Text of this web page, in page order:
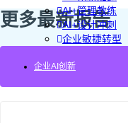
AI+管理教练
AI+设计冲刺
企业敏捷转型
更多最新报告
企业AI创新